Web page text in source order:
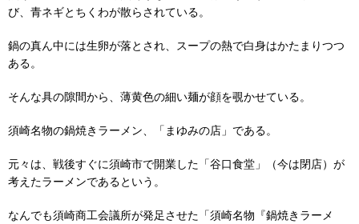
び、青ネギとちくわが散らされている。
鍋の真ん中には生卵が落とされ、スープの熱で白身はかたまりつつ
ある。
そんな具の隙間から、薄黄色の細い麺が顔を覗かせている。
須崎名物の鍋焼きラーメン、「まゆみの店」である。
元々は、戦後すぐに須崎市で開業した「谷口食堂」（今は閉店）が
考えたラーメンであるという。
なんでも須崎商工会議所が発足させた「須崎名物『鍋焼きラーメ